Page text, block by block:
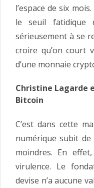
l’espace de six
le seuil fatidique
sérieusement à se
croire qu’on court
d’une monnaie
Christine Lagarde
Bitcoin
C’est dans cette
numérique subit
moindres. En
virulence. Le
devise n’a aucune